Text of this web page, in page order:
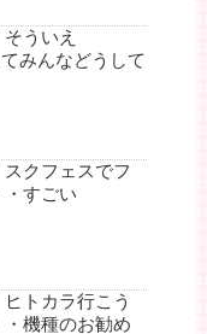
ういえ
みんなどうして
スクフェスでフ
すごい
ヒトカラ行こう
機種のお勧め